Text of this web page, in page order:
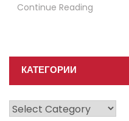
Continue Reading
КАТЕГОРИИ
Категории